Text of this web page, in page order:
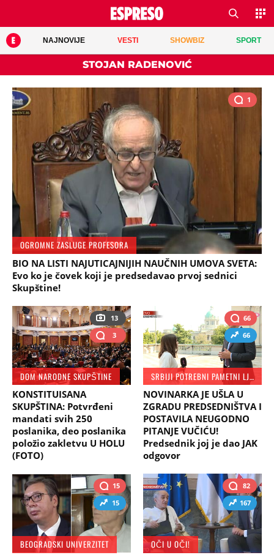
NAJNOVIJE VESTI SHOWBIZ SPORT
STOJAN RADENOVIĆ
1
OGROMNE ZASLUGE PROFESORA
BIO NA LISTI NAJUTICAJNIJIH NAUČNIH UMOVA SVETA:
Evo ko je čovek koji je predsedavao prvoj sednici
Skupštine!
13
3
DOM NARODNE SKUPŠTINE
KONSTITUISANA
SKUPŠTINA: Potvrđeni
mandati svih 250
poslanika, deo poslanika
položio zakletvu U HOLU
(FOTO)
66
66
SRBIJI POTREBNI PAMETNI LJUDI
NOVINARKA JE UŠLA U
ZGRADU PREDSEDNIŠTVA I
POSTAVILA NEUGODNO
PITANJE VUČIĆU!
Predsednik joj je dao JAK
odgovor
15
15
BEOGRADSKI UNIVERZITET
82
167
OČI U OČI!